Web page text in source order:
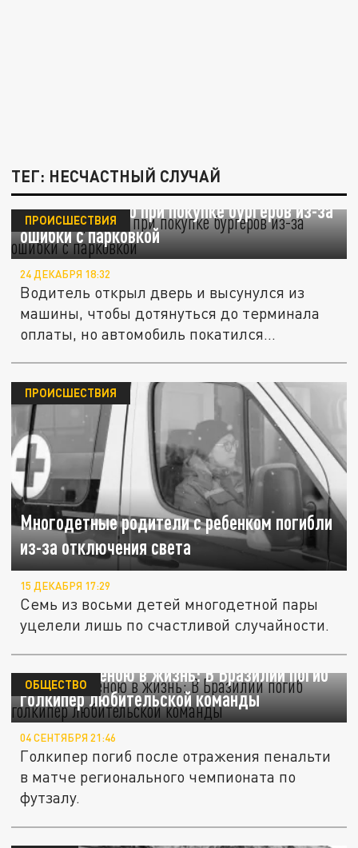
ТЕГ: НЕСЧАСТНЫЙ СЛУЧАЙ
Пенсионер погиб при покупке бургеров из-за
ошибки с парковкой
ПРОИСШЕСТВИЯ
24 ДЕКАБРЯ 18:32
Водитель открыл дверь и высунулся из
машины, чтобы дотянуться до терминала
оплаты, но автомобиль покатился...
Многодетные родители с ребенком погибли
из-за отключения света
ПРОИСШЕСТВИЯ
15 ДЕКАБРЯ 17:29
Семь из восьми детей многодетной пары
уцелели лишь по счастливой случайности.
Пенальти ценою в жизнь: В Бразилии погиб
голкипер любительской команды
ОБЩЕСТВО
04 СЕНТЯБРЯ 21:46
Голкипер погиб после отражения пенальти
в матче регионального чемпионата по
футзалу.